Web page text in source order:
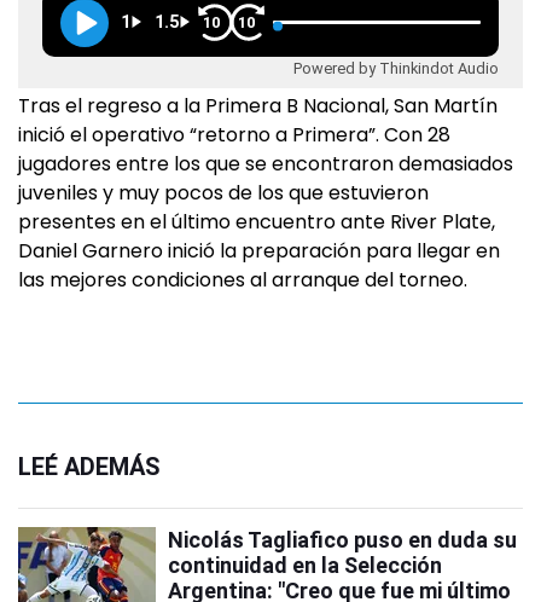
1 1.5 10 10
Powered by Thinkindot Audio
Tras el regreso a la Primera B Nacional, San Martín
inició el operativo “retorno a Primera”. Con 28
jugadores entre los que se encontraron demasiados
juveniles y muy pocos de los que estuvieron
presentes en el último encuentro ante River Plate,
Daniel Garnero inició la preparación para llegar en
las mejores condiciones al arranque del torneo.
LEÉ ADEMÁS
Nicolás Tagliafico puso en duda su
continuidad en la Selección
Argentina: "Creo que fue mi último